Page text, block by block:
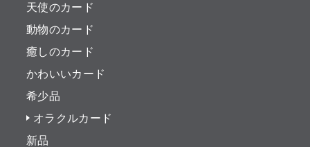
天使のカード
動物のカード
癒しのカード
かわいいカード
希少品
オラクルカード
新品